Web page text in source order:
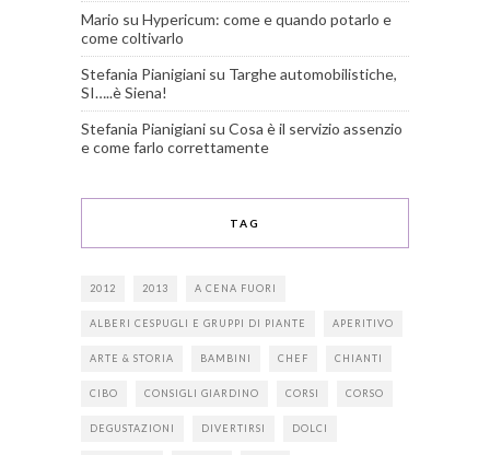
Mario su Hypericum: come e quando potarlo e
come coltivarlo
Stefania Pianigiani su Targhe automobilistiche,
SI…..è Siena!
Stefania Pianigiani su Cosa è il servizio assenzio
e come farlo correttamente
TAG
2012 2013 A CENA FUORI
ALBERI CESPUGLI E GRUPPI DI PIANTE APERITIVO
ARTE & STORIA BAMBINI CHEF CHIANTI
CIBO CONSIGLI GIARDINO CORSI CORSO
DEGUSTAZIONI DIVERTIRSI DOLCI